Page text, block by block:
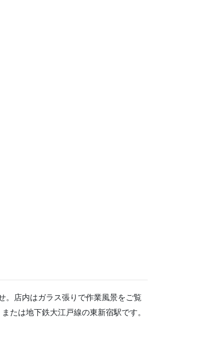
。店内はガラス張りで作業風景をご覧
たは地下鉄大江戸線の東新宿駅です。